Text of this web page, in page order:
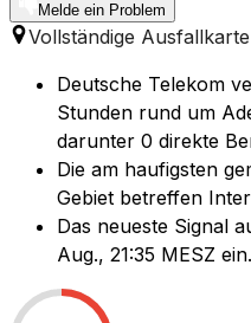
Melde ein Problem
Vollständige Ausfallkarte
Deutsche Telekom
Stunden rund um
darunter 0 direkte
Die am haufigsten
Gebiet betreffen
Das neueste Signal
Aug., 21:35 MESZ ein.